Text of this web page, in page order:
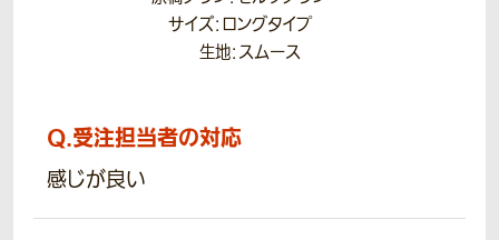
サイズ：ロングタイプ
生地：スムース
Q.受注担当者の対応
感じが良い